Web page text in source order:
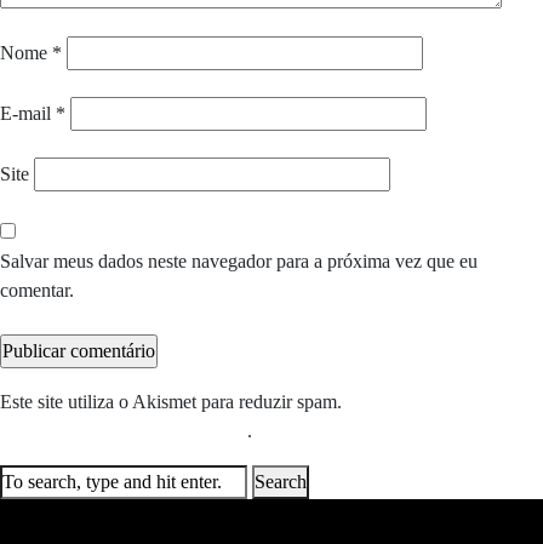
Nome *
E-mail *
Site
Salvar meus dados neste navegador para a próxima vez que eu
comentar.
Este site utiliza o Akismet para reduzir spam.
.
Search